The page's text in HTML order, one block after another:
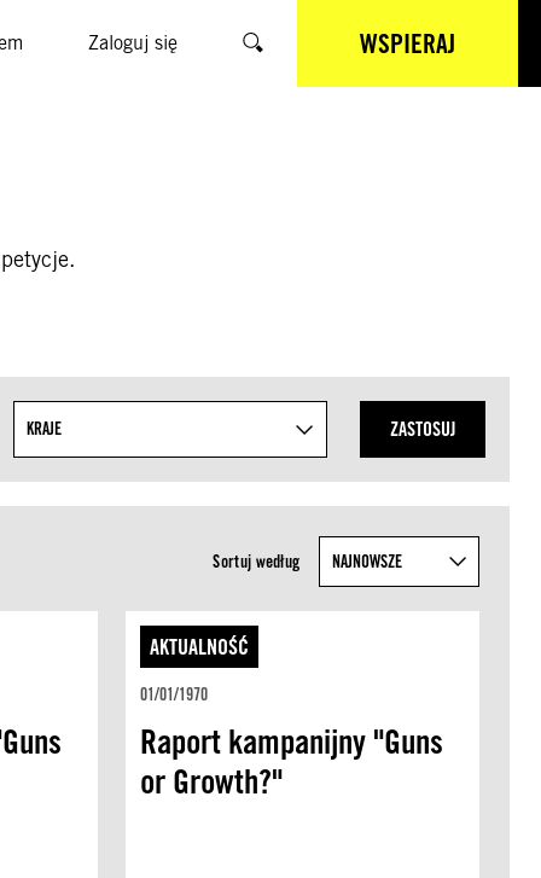
Zaloguj się
Szukaj WSPIERAJ
KRAJE ZASTOSUJ
Sortuj według
AKTUALNOŚĆ
01/01/1970
Raport kampanijny "Guns
or Growth?"